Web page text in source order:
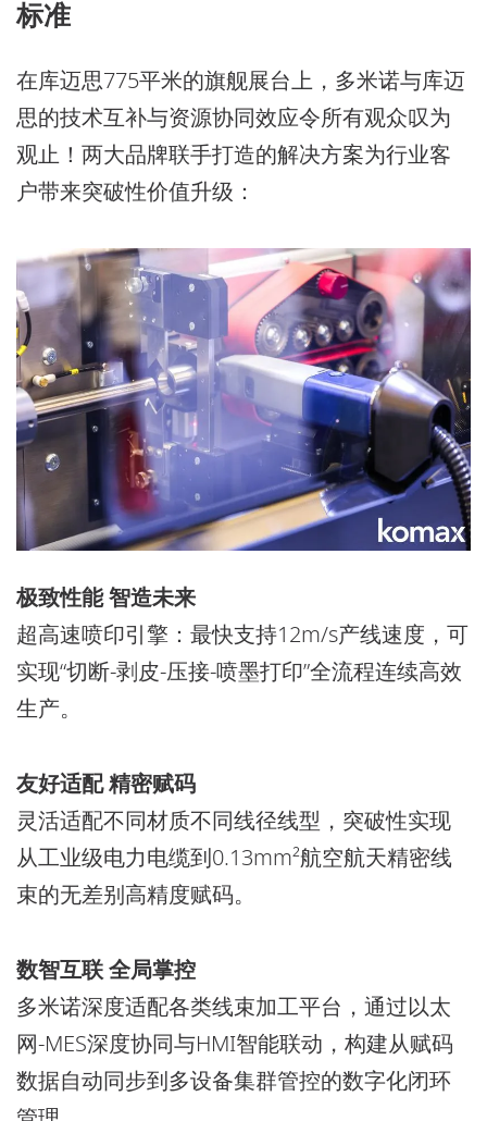
标准
在库迈思775平米的旗舰展台上，多米诺与库迈
思的技术互补与资源协同效应令所有观众叹为
观止！两大品牌联手打造的解决方案为行业客
户带来突破性价值升级：
极致性能 智造未来
超高速喷印引擎：最快支持12m/s产线速度，可
实现“切断-剥皮-压接-喷墨打印”全流程连续高效
生产。
友好适配 精密赋码
灵活适配不同材质不同线径线型，突破性实现
从工业级电力电缆到0.13mm²航空航天精密线
束的无差别高精度赋码。
数智互联 全局掌控
多米诺深度适配各类线束加工平台，通过以太
网-MES深度协同与HMI智能联动，构建从赋码
数据自动同步到多设备集群管控的数字化闭环